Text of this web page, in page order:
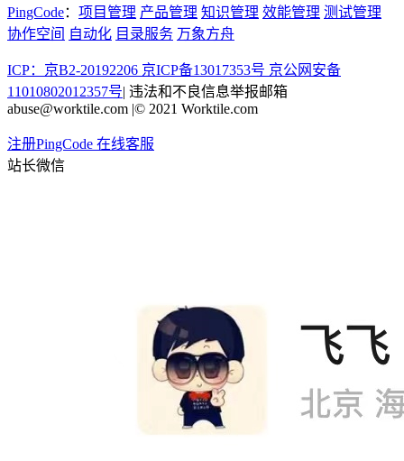
PingCode： 项目管理 产品管理 知识管理 效能管理 测试管理
协作空间 自动化 目录服务 万象方舟
ICP：京B2-20192206 京ICP备13017353号 京公网安备
11010802012357号| 违法和不良信息举报邮箱
abuse@worktile.com |© 2021 Worktile.com
注册PingCode 在线客服
站长微信